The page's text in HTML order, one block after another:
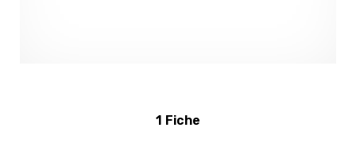
1 Fiche